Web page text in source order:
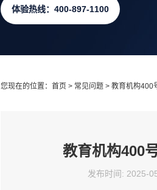
体验热线：400-897-1100
您现在的位置： 首页 > 常见问题 > 教育机构400
教育机构400
发布时间: 2025-